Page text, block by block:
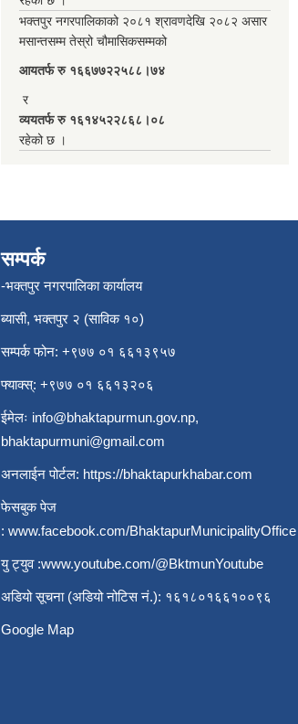
भक्तपुर नगरपालिकाको २०८१ श्रावणदेखि २०८२ असार
मसान्तसम्म तेस्रो चौमासिकसम्मको
आयतर्फ रु‌ १६६७७२२५८८।७४
र
व्ययतर्फ रु १६१४५२२८६८।०८
रहेको छ ।
सम्पर्क
-भक्तपुर नगरपालिका कार्यालय
ब्यासी, भक्तपुर २ (साविक १०)
सम्पर्क फोन: +९७७ ०१ ६६१३९५७
फ्याक्स्: +९७७ ०१ ६६१३२०६
ईमेलः info@bhaktapurmun.gov.np,
bhaktapurmuni@gmail.com
अनलाईन पोर्टल: https://bhaktapurkhabar.com
फेसबुक पेज
: www.facebook.com/BhaktapurMunicipalityOffice
यु ट्युव :www.youtube.com/@BktmunYoutube
अडियो सूचना (अडियो नोटिस नं.): १६१८०१६६१००९६
Google Map